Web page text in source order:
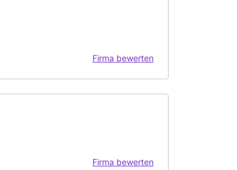
Firma bewerten
Firma bewerten